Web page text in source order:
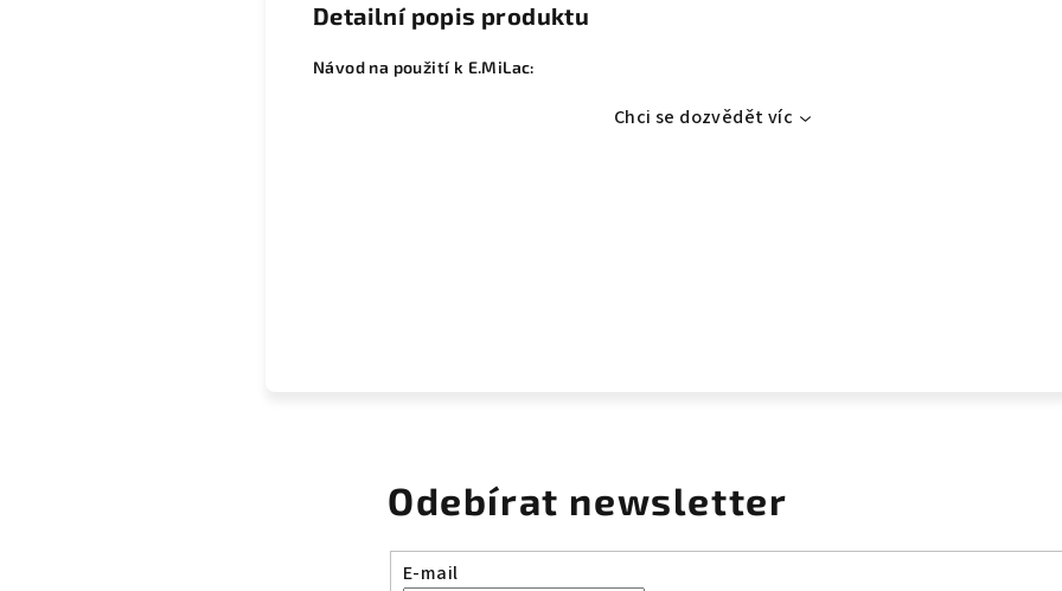
Detailní popis produktu
Návod na použití k E.MiLac:
Chci se dozvědět víc
Odebírat newsletter
E-mail